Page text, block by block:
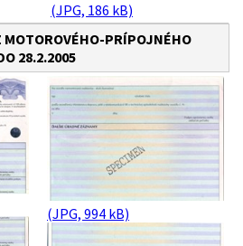
(JPG, 186 kB)
MOTOROVÉHO-PRÍPOJNÉHO
28.2.2005
(JPG, 994 kB)